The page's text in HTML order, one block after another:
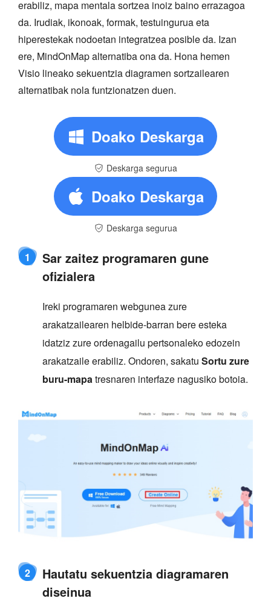
erabiliz, mapa mentala sortzea inoiz baino errazagoa
da. Irudiak, ikonoak, formak, testuingurua eta
hiperestekak nodoetan integratzea posible da. Izan
ere, MindOnMap alternatiba ona da. Hona hemen
Visio lineako sekuentzia diagramen sortzailearen
alternatibak nola funtzionatzen duen.
Doako Deskarga
Deskarga segurua
Doako Deskarga
Deskarga segurua
1
Sar zaitez programaren gune
ofizialera
Ireki programaren webgunea zure
arakatzailearen helbide-barran bere esteka
idatziz zure ordenagailu pertsonaleko edozein
arakatzaile erabiliz. Ondoren, sakatu Sortu zure
buru-mapa tresnaren interfaze nagusiko botoia.
2
Hautatu sekuentzia diagramaren
diseinua